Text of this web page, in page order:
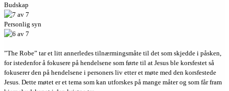
Budskap
Personlig syn
”The Robe” tar et litt annerledes tilnærmingsmåte til det som skjedde i påsken,
for istedenfor å fokusere på hendelsene som førte til at Jesus ble korsfestet så
fokuserer den på hendelsene i personers liv etter et møte med den korsfestede
Jesus. Dette møtet er et tema som kan utforskes på mange måter og som får fram